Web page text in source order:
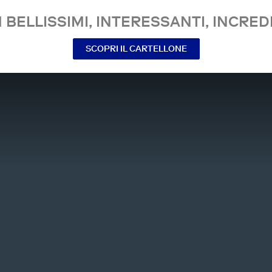
BELLISSIMI, INTERESSANTI,
SCOPRI IL CARTELLONE